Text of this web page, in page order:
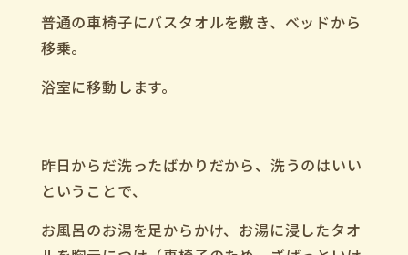
普通の車椅子にバスタオルを敷き、ベッドから
移乗。
浴室に移動します。
昨日からだ洗ったばかりだから、洗うのはいい
ということで、
お風呂のお湯を足からかけ、お湯に浸したタオ